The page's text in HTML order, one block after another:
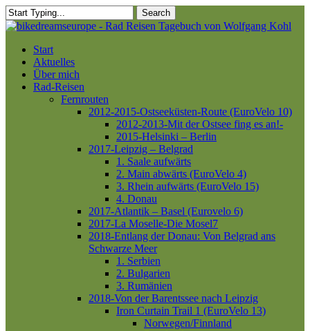
Skip
to
content
Search
Close
Menu
Start
Aktuelles
Über mich
Rad-Reisen
Fernrouten
2012-2015-Ostseeküsten-Route (EuroVelo 10)
2012-2013-Mit der Ostsee fing es an!-
2015-Helsinki – Berlin
2017-Leipzig – Belgrad
1. Saale aufwärts
2. Main abwärts (EuroVelo 4)
3. Rhein aufwärts (EuroVelo 15)
4. Donau
2017-Atlantik – Basel (Eurovelo 6)
2017-La Moselle-Die Mosel7
2018-Entlang der Donau: Von Belgrad ans
Schwarze Meer
1. Serbien
2. Bulgarien
3. Rumänien
2018-Von der Barentssee nach Leipzig
Iron Curtain Trail 1 (EuroVelo 13)
Norwegen/Finnland